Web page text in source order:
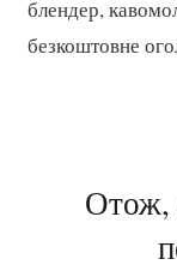
блендер,
безкоштовне
Отож,